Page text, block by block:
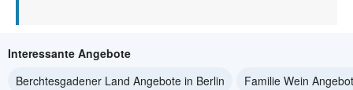
Interessante Angebote
Berchtesgadener Land Angebote in Berlin
Familie Wein